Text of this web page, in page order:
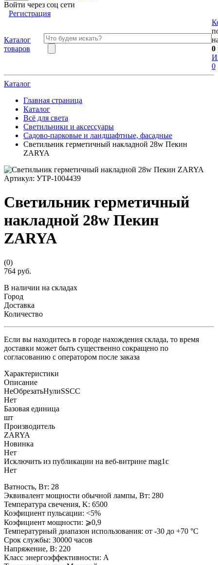
Войти через соц сети
Регистрация
Каталог
товаров
0
0
Каталог
Главная страница
Каталог
Всё для света
Светильники и аксессуары
Садово-парковые и ландшафтные, фасадные
Светильник герметичный накладной 28w Пекин
ZARYA
Артикул: УТР-1004439
Светильник герметичный
накладной 28w Пекин
ZARYA
(0)
764 руб.
В наличии на складах
Город
Доставка
Количество
Если вы находитесь в городе нахождения склада, то время
доставки может быть существенно сокращено по
согласованию с оператором после заказа
Характеристики
Описание
НеОбрезатьНулиSSCC
Нет
Базовая единица
шт
Производитель
ZARYA
Новинка
Нет
Исключить из публикации на веб-витрине mag1c
Нет
Ватность, Вт: 28
Эквивалент мощности обычной лампы, Вт: 280
Температура свечения, K: 6500
Коэфициент пульсации: <5%
Коэфициент мощности: ⩾0,9
Температурный диапазон использования: от -30 до +70 °С
Срок службы: 30000 часов
Напряжение, В: 220
Класс энергоэффективности: A